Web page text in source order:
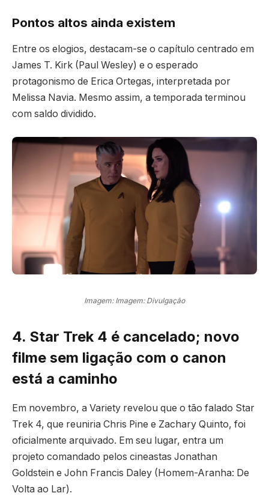
Pontos altos ainda existem
Entre os elogios, destacam-se o capítulo centrado em
James T. Kirk (Paul Wesley) e o esperado
protagonismo de Erica Ortegas, interpretada por
Melissa Navia. Mesmo assim, a temporada terminou
com saldo dividido.
Imagem: Imagem: Divulgação
4. Star Trek 4 é cancelado; novo
filme sem ligação com o canon
está a caminho
Em novembro, a Variety revelou que o tão falado Star
Trek 4, que reuniria Chris Pine e Zachary Quinto, foi
oficialmente arquivado. Em seu lugar, entra um
projeto comandado pelos cineastas Jonathan
Goldstein e John Francis Daley (Homem-Aranha: De
Volta ao Lar).